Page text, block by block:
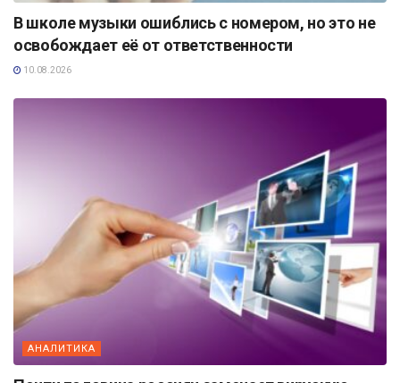
В школе музыки ошиблись с номером, но это не
освобождает её от ответственности
10.08.2026
АНАЛИТИКА